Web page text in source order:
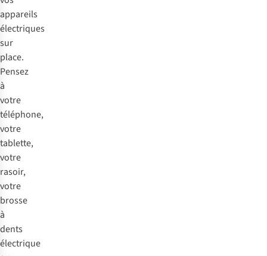
appareils
électriques
sur
place.
Pensez
à
votre
téléphone,
votre
tablette,
votre
rasoir,
votre
brosse
à
dents
électrique